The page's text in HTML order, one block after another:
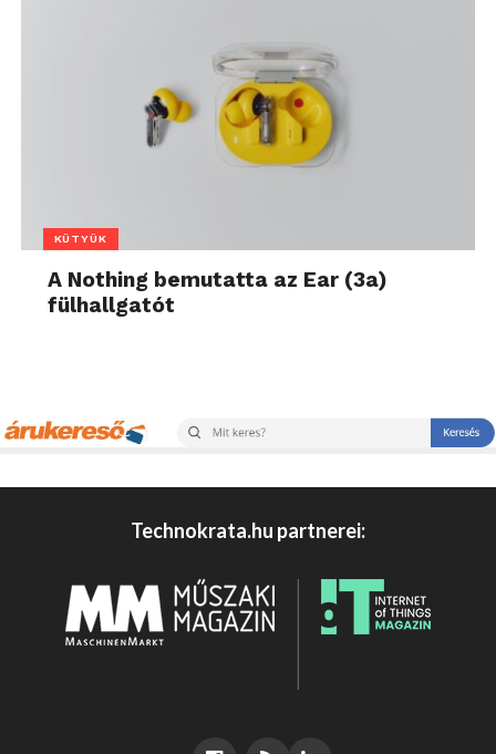
KÜTYÜK
A Nothing bemutatta az Ear (3a)
fülhallgatót
Technokrata.hu partnerei: